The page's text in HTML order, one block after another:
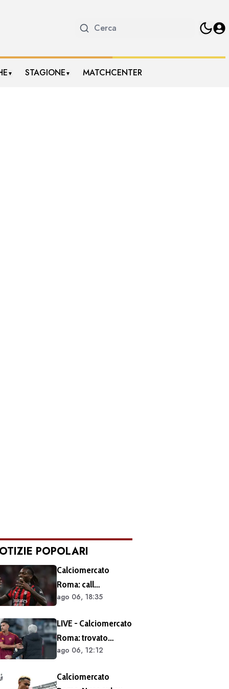
▼ STAGIONE ▼ MATCHCENTER
POPOLARI
Calciomercato
Roma: call
esplorativa tra i
Sul tavolo le
situazioni di Leao e
Soulé
ago 06, 18:35
LIVE - Calciomercato
Roma: trovato
l'accordo per il
Prolungamento di
ago 06, 12:12
Calciomercato